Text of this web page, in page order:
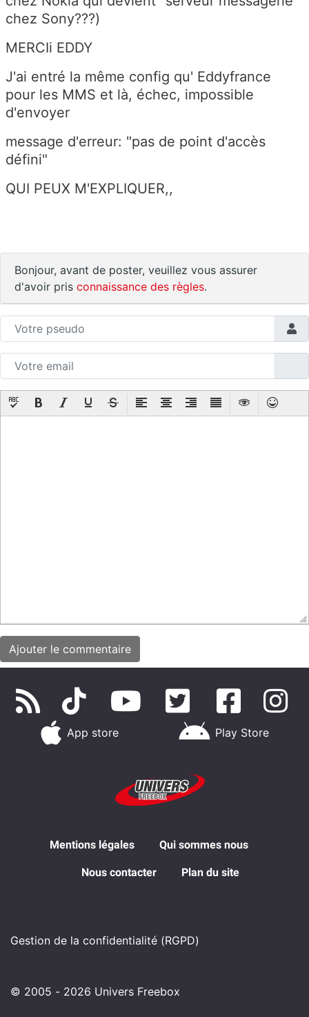
chez Sony???)
MERCIi EDDY
J'ai entré la même config qu' Eddyfrance
pour les MMS et là, échec, impossible
d'envoyer
message d'erreur: "pas de point d'accès
défini"
QUI PEUX M'EXPLIQUER,,
Bonjour, avant de poster, veuillez vous assurer
d'avoir pris connaissance des règles.
App store Play Store
Mentions légales Qui sommes nous
Nous contacter Plan du site
Gestion de la confidentialité (RGPD)
© 2005 - 2026 Univers Freebox